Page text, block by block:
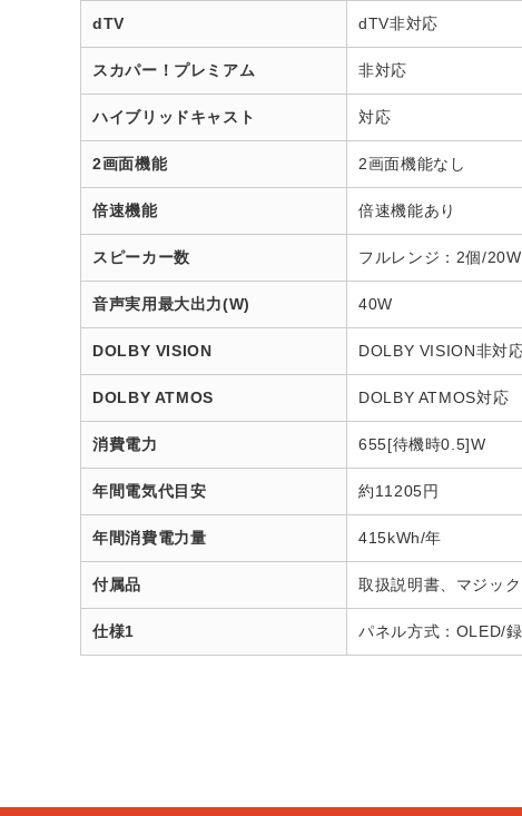
dTV dTV非対応
スカパー！プレミアム 非対応
ハイブリッドキャスト 対応
2画面機能 2画面機能なし
倍速機能 倍速機能あり
スピーカー数 フルレンジ：2個/
音声実用最大出力(W) 40W
DOLBY VISION DOLBY VISION非対
DOLBY ATMOS DOLBY ATMOS対応
消費電力 655[待機時0.5]W
年間電気代目安 約11205円
年間消費電力量 415kWh/年
付属品 取扱説明書、マジッ
仕様1 パネル方式：OLED/